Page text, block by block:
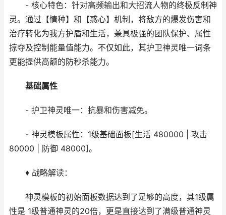
- 核心特色：针对高频输出和大招流人物的终极反制神
灵。通过【情种】和【惑心】机制，将敌方的爆发伤害和
治疗转化为我方护盾和生活，兼具极强的团队保护、属性
掠夺及控制能量值能力。不仅如此，其护卫神灵唯一词条
更能提供高额的防秒杀能力。
基础属性
- 护卫神灵唯一：抗暴和伤害减免。
- 神灵模板属性：1级基础面板[生活 480000 | 攻击
80000 | 防御 48000]。
♦ 战略解读：
神灵模板的初始面板数据达到了足够的高度，其1级属
性是 1级普通神灵的20倍，更是直接达到了满级普通神灵